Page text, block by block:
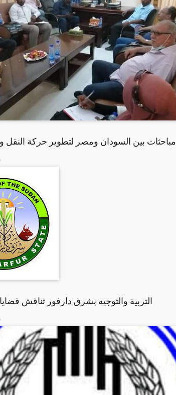
مباحثات بين السودان ومصر لتطوير حركة النقل
التربية والتوجيه بشرق دارفور تناقش قضايا